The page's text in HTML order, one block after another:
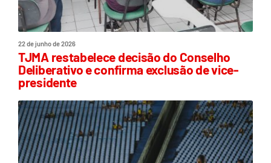
22 de junho de 2026
TJMA restabelece decisão do Conselho
Deliberativo e confirma exclusão de vice-
presidente